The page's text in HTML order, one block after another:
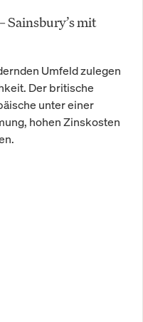
Sainsbury’s mit
Umfeld zulegen
Der britische
unter einer
hohen Zinskosten